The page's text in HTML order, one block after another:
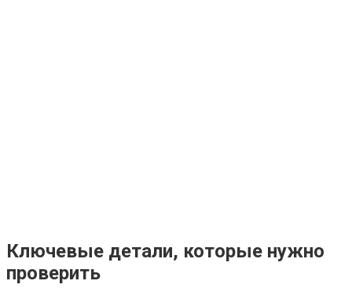
Ключевые детали, которые нужно
проверить